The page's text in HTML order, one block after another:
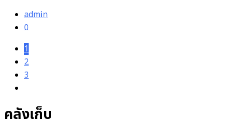
admin
0
1
2
3
คลังเก็บ